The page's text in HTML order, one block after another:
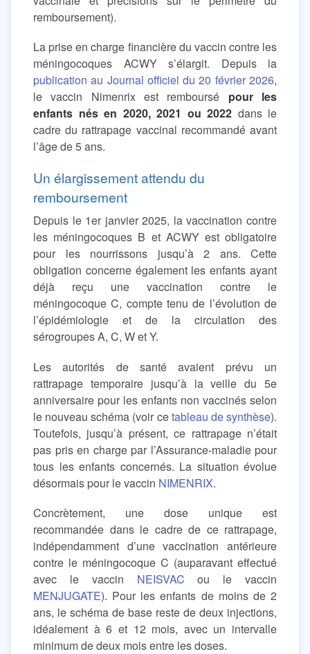
remboursement).
La prise en charge financière du vaccin contre les
méningocoques ACWY s’élargit. Depuis la
publication au Journal officiel du 20 février 2026,
le vaccin Nimenrix est remboursé pour les
enfants nés en 2020, 2021 ou 2022 dans le
cadre du rattrapage vaccinal recommandé avant
l’âge de 5 ans.
Un élargissement attendu du
remboursement
Depuis le 1er janvier 2025, la vaccination contre
les méningocoques B et ACWY est obligatoire
pour les nourrissons jusqu’à 2 ans. Cette
obligation concerne également les enfants ayant
déjà reçu une vaccination contre le
méningocoque C, compte tenu de l’évolution de
l’épidémiologie et de la circulation des
sérogroupes A, C, W et Y.
Les autorités de santé avaient prévu un
rattrapage temporaire jusqu’à la veille du 5e
anniversaire pour les enfants non vaccinés selon
le nouveau schéma (voir cetableau de synthèse).
Toutefois, jusqu’à présent, ce rattrapage n’était
pas pris en charge par l’Assurance-maladie pour
tous les enfants concernés. La situation évolue
désormais pour le vaccin NIMENRIX.
Concrètement, une dose unique est
recommandée dans le cadre de ce rattrapage,
indépendamment d’une vaccination antérieure
contre le méningocoque C (auparavant effectué
avec le vaccin NEISVAC ou le vaccin
MENJUGATE). Pour les enfants de moins de 2
ans, le schéma de base reste de deux injections,
idéalement à 6 et 12 mois, avec un intervalle
minimum de deux mois entre les doses.